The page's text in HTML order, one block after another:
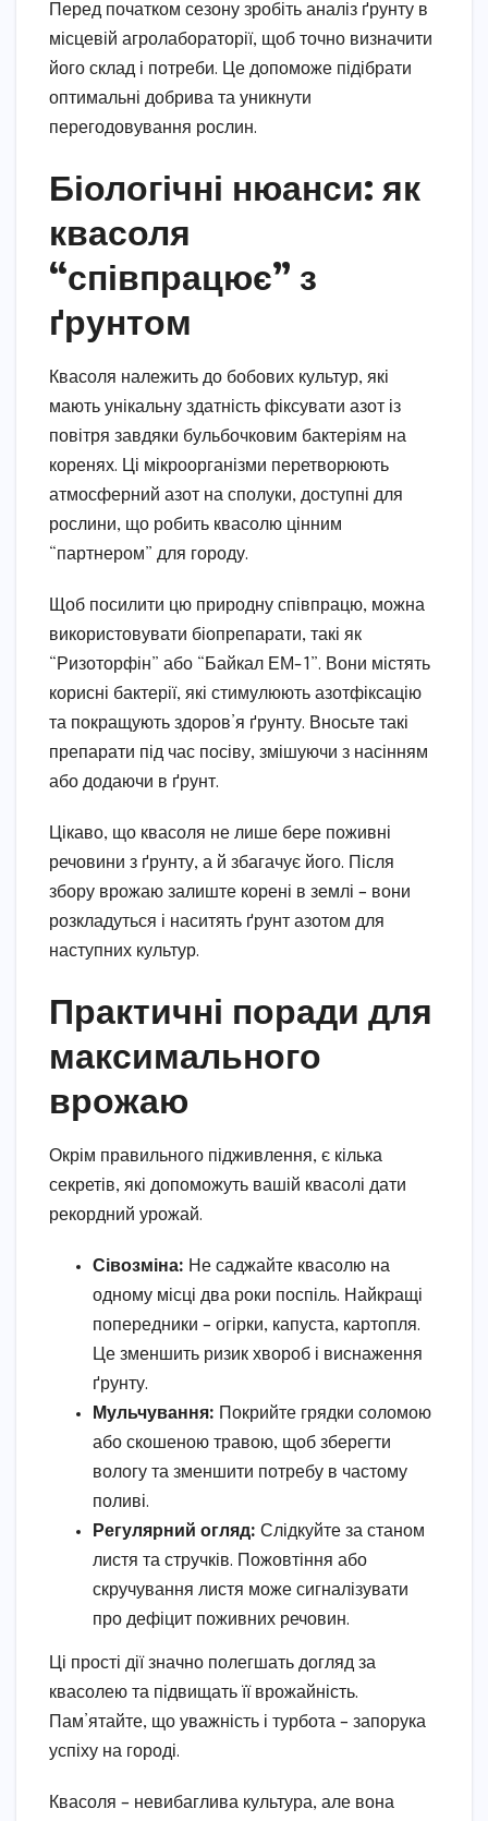
Перед початком сезону зробіть аналіз ґрунту в
місцевій агролабораторії, щоб точно визначити
його склад і потреби. Це допоможе підібрати
оптимальні добрива та уникнути
перегодовування рослин.
Біологічні нюанси: як
квасоля
“співпрацює” з
ґрунтом
Квасоля належить до бобових культур, які
мають унікальну здатність фіксувати азот із
повітря завдяки бульбочковим бактеріям на
коренях. Ці мікроорганізми перетворюють
атмосферний азот на сполуки, доступні для
рослини, що робить квасолю цінним
“партнером” для городу.
Щоб посилити цю природну співпрацю, можна
використовувати біопрепарати, такі як
“Ризоторфін” або “Байкал ЕМ-1”. Вони містять
корисні бактерії, які стимулюють азотфіксацію
та покращують здоров’я ґрунту. Вносьте такі
препарати під час посіву, змішуючи з насінням
або додаючи в ґрунт.
Цікаво, що квасоля не лише бере поживні
речовини з ґрунту, а й збагачує його. Після
збору врожаю залиште корені в землі – вони
розкладуться і наситять ґрунт азотом для
наступних культур.
Практичні поради для
максимального
врожаю
Окрім правильного підживлення, є кілька
секретів, які допоможуть вашій квасолі дати
рекордний урожай.
Сівозміна: Не саджайте квасолю на
одному місці два роки поспіль. Найкращі
попередники – огірки, капуста, картопля.
Це зменшить ризик хвороб і виснаження
ґрунту.
Мульчування: Покрийте грядки соломою
або скошеною травою, щоб зберегти
вологу та зменшити потребу в частому
поливі.
Регулярний огляд: Слідкуйте за станом
листя та стручків. Пожовтіння або
скручування листя може сигналізувати
про дефіцит поживних речовин.
Ці прості дії значно полегшать догляд за
квасолею та підвищать її врожайність.
Пам’ятайте, що уважність і турбота – запорука
успіху на городі.
Квасоля – невибаглива культура, але вона